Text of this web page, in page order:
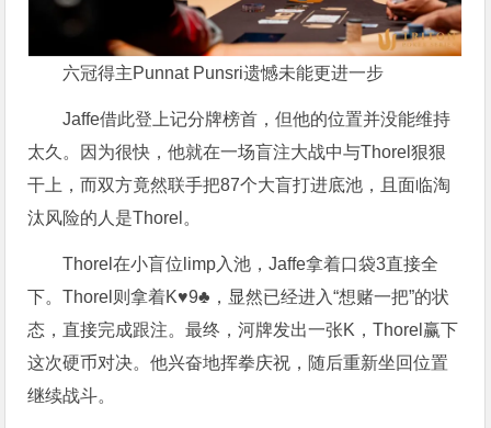
六冠得主Punnat Punsri遗憾未能更进一步
Jaffe借此登上记分牌榜首，但他的位置并没能维持
太久。因为很快，他就在一场盲注大战中与Thorel狠狠
干上，而双方竟然联手把87个大盲打进底池，且面临淘
汰风险的人是Thorel。
Thorel在小盲位limp入池，Jaffe拿着口袋3直接全
下。Thorel则拿着K♥9♣，显然已经进入“想赌一把”的状
态，直接完成跟注。最终，河牌发出一张K，Thorel赢下
这次硬币对决。他兴奋地挥拳庆祝，随后重新坐回位置
继续战斗。